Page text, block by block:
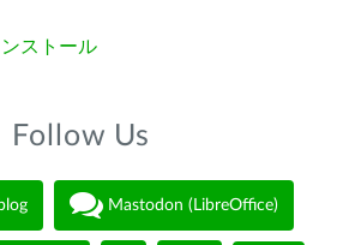
ストール
Follow Us
Mastodon (LibreOffice)